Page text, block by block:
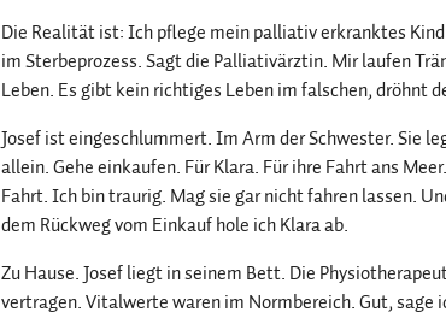
Die Realität ist: Ich pflege mein palliativ erkranktes
im Sterbeprozess. Sagt die Palliativärztin. Mir laufen
Leben. Es gibt kein richtiges Leben im falschen, dröhnt
Josef ist eingeschlummert. Im Arm der Schwester. Sie
allein. Gehe einkaufen. Für Klara. Für ihre Fahrt ans
Fahrt. Ich bin traurig. Mag sie gar nicht fahren lassen.
dem Rückweg vom Einkauf hole ich Klara ab.
Zu Hause. Josef liegt in seinem Bett. Die
vertragen. Vitalwerte waren im Normbereich. Gut, sage